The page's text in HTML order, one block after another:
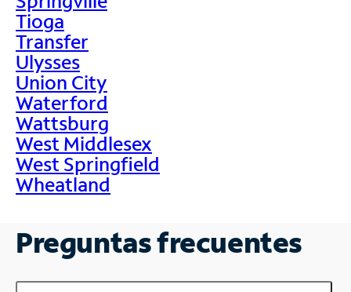
Tioga
Transfer
Ulysses
Union City
Waterford
Wattsburg
West Middlesex
West Springfield
Wheatland
Preguntas frecuentes